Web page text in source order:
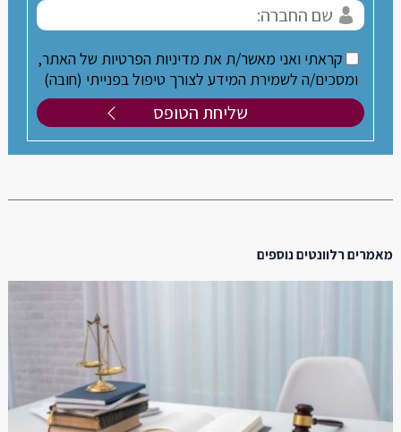
קראתי ואני מאשר/ת את מדיניות הפרטיות של האתר,
ומסכים/ה לשמירת המידע לצורך טיפול בפנייתי (חובה)
מאמרים רלוונטים נוספים